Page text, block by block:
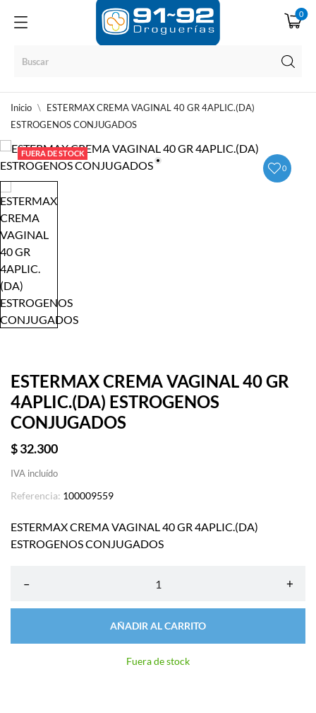
0
Inicio
ESTERMAX CREMA VAGINAL 40 GR 4APLIC.(DA)
ESTROGENOS CONJUGADOS
0
FUERA DE STOCK
ESTERMAX CREMA VAGINAL 40 GR
4APLIC.(DA) ESTROGENOS
CONJUGADOS
$ 32.300
IVA incluído
Referencia: 100009559
ESTERMAX CREMA VAGINAL 40 GR 4APLIC.(DA)
ESTROGENOS CONJUGADOS
– +
AÑADIR AL CARRITO
Fuera de stock